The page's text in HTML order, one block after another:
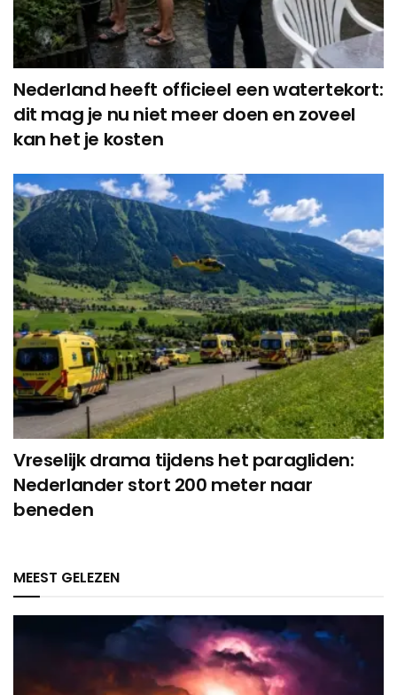
Nederland heeft officieel een watertekort:
dit mag je nu niet meer doen en zoveel
kan het je kosten
Vreselijk drama tijdens het paragliden:
Nederlander stort 200 meter naar
beneden
MEEST GELEZEN